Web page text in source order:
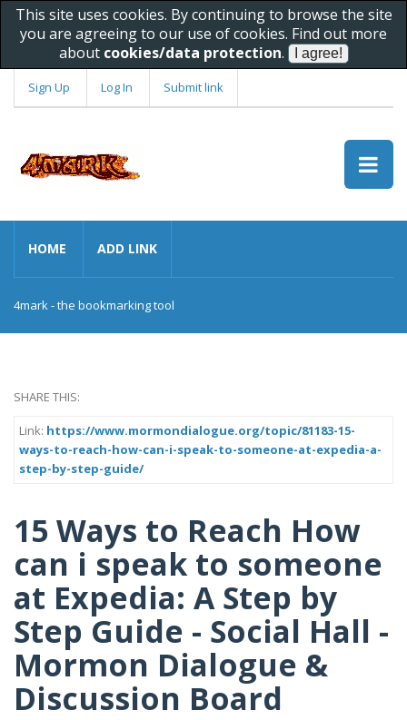
This site uses cookies. By continuing to browse the site
you are agreeing to our use of cookies. Find out more
about cookies/data protection.
Sign Up Log In Submit link
HOME ADD LINK
4mark - the bookmarking tool
SHARE THIS:
Link: https://www.mormondialogue.org/topic/81183-15-
ways-to-reach-how-can-i-speak-to-someone-at-expedia-a-
step-by-step-guide/
15 Ways to Reach How
can i speak to someone
at Expedia: A Step by
Step Guide - Social Hall -
Mormon Dialogue &
Discussion Board